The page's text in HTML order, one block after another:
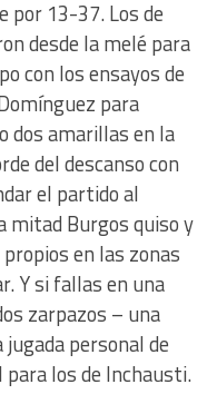
por 13-37. Los de
desde la melé para
con los ensayos de
para
dos amarillas en la
del descanso con
el partido al
mitad Burgos quiso y
en las zonas
Y si fallas en una
zarpazos – una
personal de
los de Inchausti.